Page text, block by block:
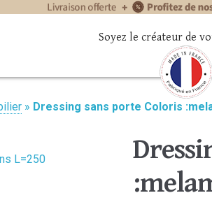
Soyez le créateur de
» Dressing sans porte Coloris